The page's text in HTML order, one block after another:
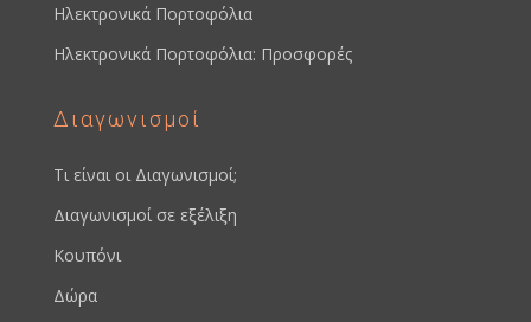
Ηλεκτρονικά Πορτοφόλια
Ηλεκτρονικά Πορτοφόλια: Προσφορές
Διαγωνισμοί
Τι είναι οι Διαγωνισμοί;
Διαγωνισμοί σε εξέλιξη
Κουπόνι
Δώρα